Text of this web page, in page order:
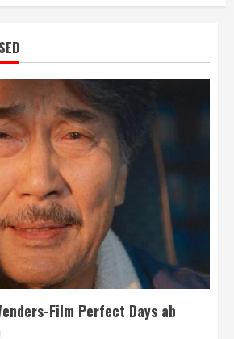
Film Perfect Days ab